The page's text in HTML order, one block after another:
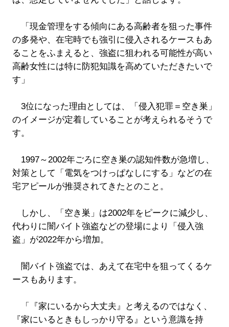
「現金管理をする傾向にある高齢者を狙った事件
の多発や、在宅時でも強引に侵入されるケースもあ
ることをふまえると、強盗に狙われる可能性が高い
高齢女性には特に防犯知識を高めていただきたいで
す」
3位になった理由としては、「侵入犯罪＝空き巣」
のイメージが定着していることが考えられるそうで
す。
1997～2002年ごろに空き巣の認知件数が急増し、
対策として「電気をつけっぱなしにする」などの在
宅アピールが推奨されてきたとのこと。
しかし、「空き巣」は2002年をピークに減少し、
代わりに闇バイト強盗などの登場により「侵入強
盗」が2022年から増加。
闇バイト強盗では、あえて在宅中を狙ってくるケ
ースもあります。
「『家にいるから大丈夫』と考えるのではなく、
『家にいるときもしっかり守る』という意識を持